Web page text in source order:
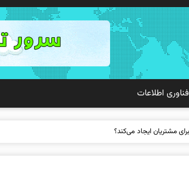
فناوری اطلاعات